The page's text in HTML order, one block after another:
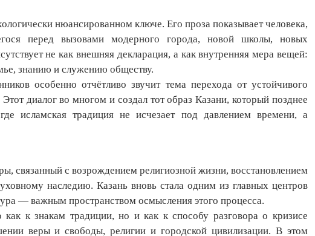
нюансированном ключе. Его проза показывает человека,
перед вызовами модерного города, новой школы, новых
не как внешняя декларация, а как внутренняя мера вещей:
знанию и служению обществу.
особенно отчётливо звучит тема перехода от устойчивого
диалог во многом и создал тот образ Казани, который позднее
исламская традиция не исчезает под давлением времени, а
связанный с возрождением религиозной жизни, восстановлением
наследию. Казань вновь стала одним из главных центров
— важным пространством осмысления этого процесса.
к знакам традиции, но и как к способу разговора о кризисе
веры и свободы, религии и городской цивилизации. В этом